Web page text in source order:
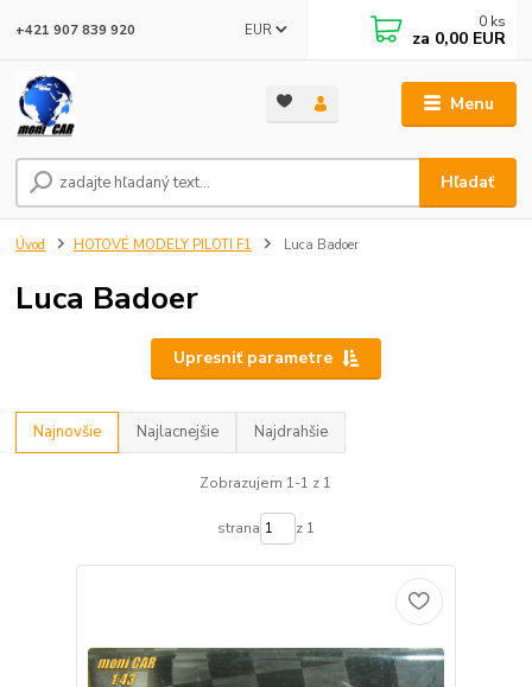
Menu
EUR
Hľadať
+421 907 839 920 0 ks
za 0,00 EUR
Úvod HOTOVÉ MODELY PILOTI F1 Luca Badoer
Luca Badoer
Upresniť parametre
Najnovšie Najlacnejšie Najdrahšie
Zobrazujem 1-1 z 1
strana z 1